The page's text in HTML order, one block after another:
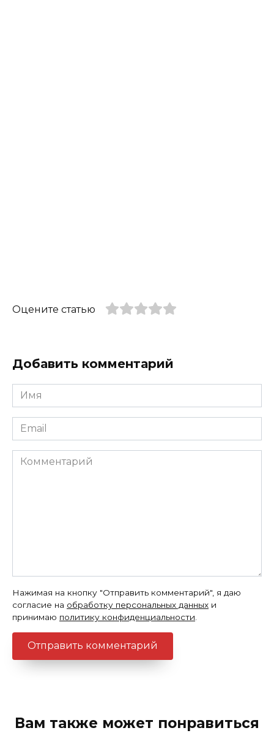
Оцените статью
Добавить комментарий
Имя
*
Email
*
Комментарий
Нажимая на кнопку "Отправить комментарий", я даю
согласие на обработку персональных данных и
принимаю политику конфиденциальности
Вам также может понравиться